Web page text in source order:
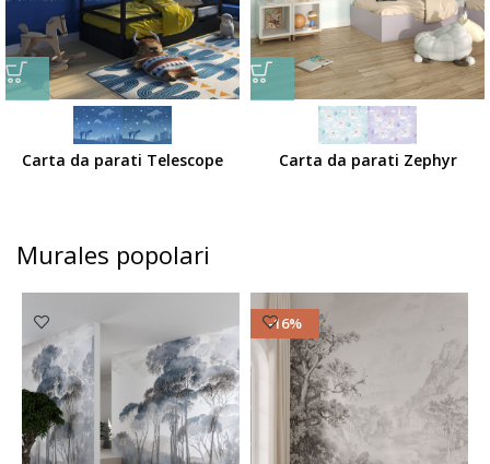
Carta da parati Telescope Carta da parati Zephyr
Murales popolari
-16%